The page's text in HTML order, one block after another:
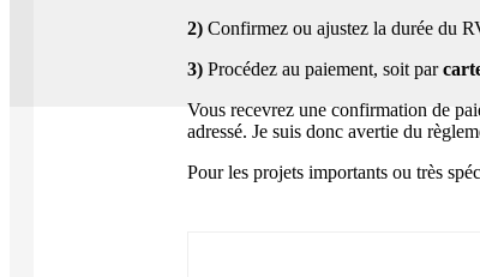
2) Confirmez ou ajustez la durée du
3) Procédez au paiement, soit par
Vous recevrez une confirmation de
adressé. Je suis donc avertie du
Pour les projets importants ou très